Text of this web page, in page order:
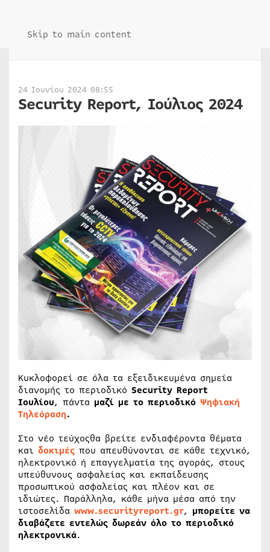
Skip to main content
24 Ιουνίου 2024 08:55
Security Report, Ιούλιος 2024
Κυκλοφορεί σε όλα τα εξειδικευμένα σημεία
διανομής το περιοδικό Security Report
Ιουλίου, πάντα μαζί με το περιοδικό Ψηφιακή
Τηλεόραση.
Στο νέο τεύχοςθα βρείτε ενδιαφέροντα θέματα
και δοκιμές που απευθύνονται σε κάθε τεχνικό,
ηλεκτρονικό ή επαγγελματία της αγοράς, στους
υπεύθυνους ασφαλείας και εκπαίδευσης
προσωπικού ασφαλείας και πλέον και σε
ιδιώτες. Παράλληλα, κάθε μήνα μέσα από την
ιστοσελίδα www.securityreport.gr, μπορείτε να
διαβάζετε εντελώς δωρεάν όλο το περιοδικό
ηλεκτρονικά.